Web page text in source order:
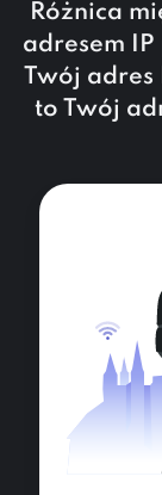
Różnica
adresem
Twój adres
to Twój